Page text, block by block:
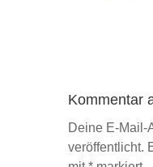
Kommentar
Deine E-Mail-
veröffentlicht.